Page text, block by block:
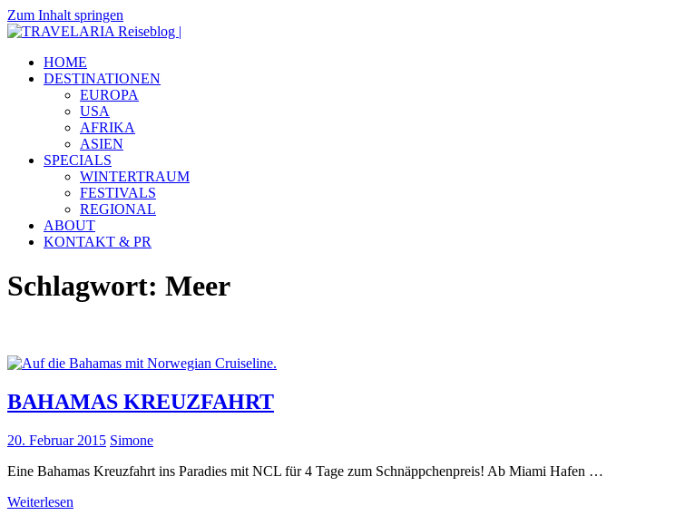
Zum Inhalt springen
TRAVELARIA
Reiseblog
Dein
Reiseblog
Reiseberichten
Insidertipps
Destinationen.
HOME
DESTINATIONEN
EUROPA
USA
AFRIKA
ASIEN
SPECIALS
WINTERTRAUM
FESTIVALS
REGIONAL
ABOUT
KONTAKT & PR
Schlagwort: Meer
BAHAMAS KREUZFAHRT
20. Februar 2015 Simone
Eine Bahamas Kreuzfahrt ins Paradies mit NCL für 4 Tage zum Schnäppchenpreis! Ab Miami Hafen …
Weiterlesen